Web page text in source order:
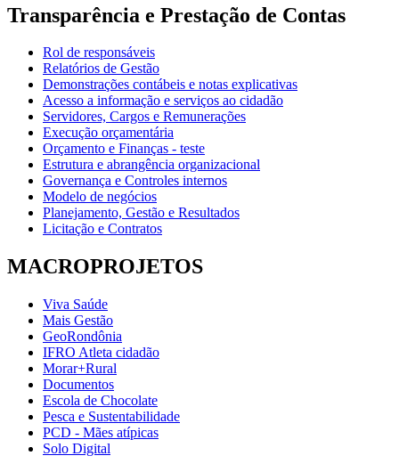
Transparência e Prestação de Contas
Rol de responsáveis
Relatórios de Gestão
Demonstrações contábeis e notas explicativas
Acesso a informação e serviços ao cidadão
Servidores, Cargos e Remunerações
Execução orçamentária
Orçamento e Finanças - teste
Estrutura e abrangência organizacional
Governança e Controles internos
Modelo de negócios
Planejamento, Gestão e Resultados
Licitação e Contratos
MACROPROJETOS
Viva Saúde
Mais Gestão
GeoRondônia
IFRO Atleta cidadão
Morar+Rural
Documentos
Escola de Chocolate
Pesca e Sustentabilidade
PCD - Mães atípicas
Solo Digital